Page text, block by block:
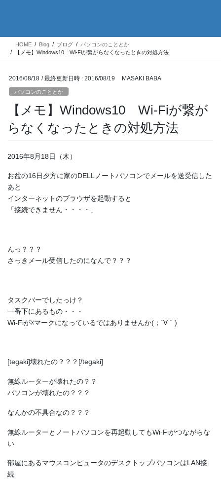
HOME Blog ブログ
パソコンのこととか
【メモ】Windows10 Wi-Fiが繋がらなくなったときの対処方法
2016/08/18 / 最終更新日時 : 2016/08/19 MASAKI BABA
パソコンのこととか
【メモ】Windows10 Wi-Fiが繋が
らなくなったときの対処方法
2016年8月18日（木）
お盆の16日夕方に家のDELLノートパソコンでメールを送受信した
あと
インターネットのブラウザを起動すると
「接続できません・・・・」
んっ？？？
さっきメール受信したのになんで？？？
タスクバーでしたっけ？
一番下にあるもの・・・
Wi-Fiが☓マークになっているではありませんか(；´∀｀)
[tegaki]壊れたの？？？[/tegaki]
無線ルーターが壊れたの？？
パソコンが壊れたの？？？
なんかの不具合なの？？？
無線ルーターとノートパソコンを再起動してもWi-Fiがつながらな
い
部屋にあるマウスコンピュータのデスクトップパソコンはLAN接
続